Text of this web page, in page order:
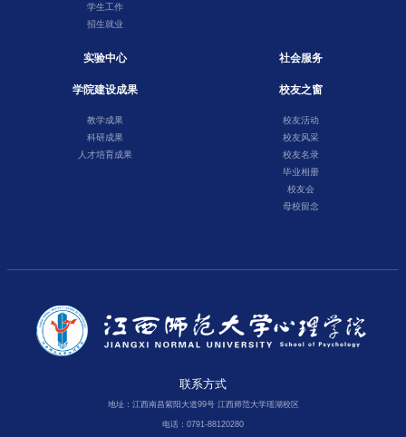
学生工作
招生就业
实验中心 社会服务
学院建设成果
教学成果
科研成果
人才培育成果
校友之窗
校友活动
校友风采
校友名录
毕业相册
校友会
母校留念
联系方式
地址：江西南昌紫阳大道99号 江西师范大学瑶湖校区
电话：0791-88120280